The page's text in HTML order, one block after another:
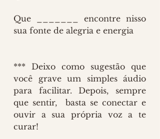
Que _______ encontre nisso
sua fonte de alegria e energia
*** Deixo como sugestão que
você grave um simples áudio
para facilitar. Depois, sempre
que sentir,  basta se conectar e
ouvir a sua própria voz a te
curar!